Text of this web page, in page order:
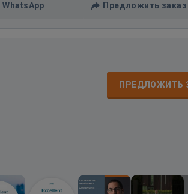
WhatsApp Предложить заказ
ПРЕДЛОЖИТЬ